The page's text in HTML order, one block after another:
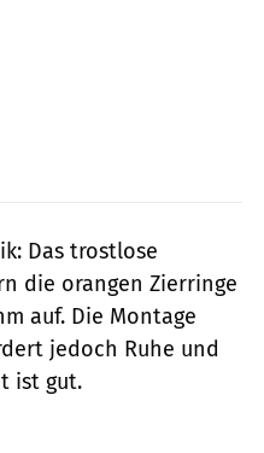
Das trostlose
die orangen Zierringe
auf. Die Montage
jedoch Ruhe und
ist gut.